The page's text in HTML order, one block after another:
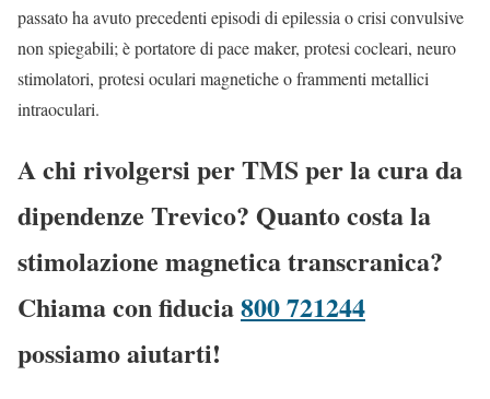
passato ha avuto precedenti episodi di epilessia o crisi convulsive
non spiegabili; è portatore di pace maker, protesi cocleari, neuro
stimolatori, protesi oculari magnetiche o frammenti metallici
intraoculari.
A chi rivolgersi per TMS per la cura da
dipendenze Trevico? Quanto costa la
stimolazione magnetica transcranica?
Chiama con fiducia800 721244
possiamo aiutarti!